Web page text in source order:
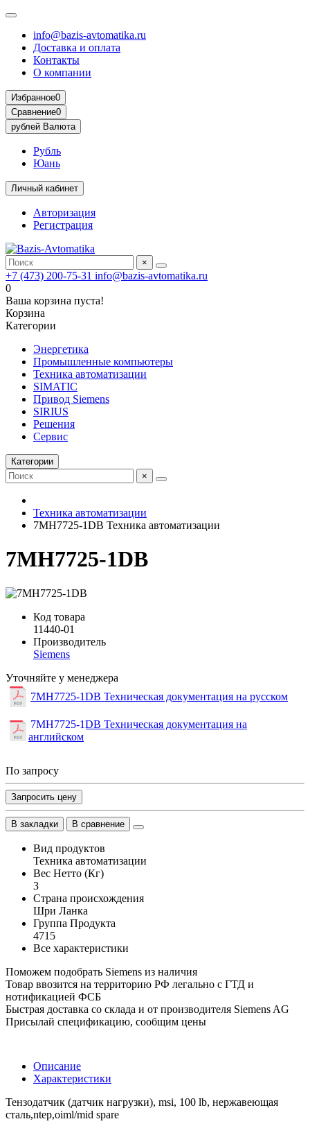
info@bazis-avtomatika.ru
Доставка и оплата
Контакты
О компании
Избранное0
Сравнение0
рублей Валюта
Рубль
Юань
Личный кабинет
Авторизация
Регистрация
×
+7 (473) 200-75-31 info@bazis-avtomatika.ru
0
Ваша корзина пуста!
Корзина
Категории
Энергетика
Промышленные компьютеры
Техника автоматизации
SIMATIC
Привод Siemens
SIRIUS
Решения
Сервис
Категории
×
Техника автоматизации
7MH7725-1DB Техника автоматизации
7MH7725-1DB
Код товара
11440-01
Производитель
Siemens
Уточняйте у менеджера
7MH7725-1DB Техническая документация на русском
7MH7725-1DB Техническая документация на
английском
По запросу
Запросить цену
В закладки В сравнение
Вид продуктов
Техника автоматизации
Вес Нетто (Кг)
3
Страна происхождения
Шри Ланка
Группа Продукта
4715
Все характеристики
Поможем подобрать Siemens из наличия
Товар ввозится на территорию РФ легально с ГТД и
нотификацией ФСБ
Быстрая доставка со склада и от производителя Siemens AG
Присылай спецификацию, сообщим цены
Описание
Характеристики
Тензодатчик (датчик нагрузки), msi, 100 lb, нержавеющая
сталь,ntep,oiml/mid spare